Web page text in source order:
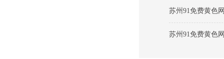
苏州91免费黄色
苏州91免费黄色